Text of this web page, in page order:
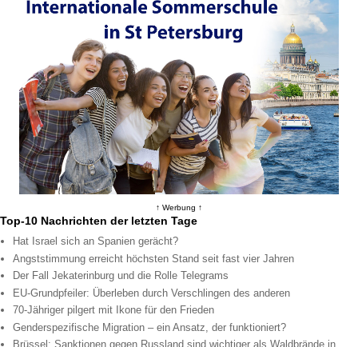
↑ Werbung ↑
Top-10 Nachrichten der letzten Tage
Hat Israel sich an Spanien gerächt?
Angststimmung erreicht höchsten Stand seit fast vier Jahren
Der Fall Jekaterinburg und die Rolle Telegrams
EU-Grundpfeiler: Überleben durch Verschlingen des anderen
70-Jähriger pilgert mit Ikone für den Frieden
Genderspezifische Migration – ein Ansatz, der funktioniert?
Brüssel: Sanktionen gegen Russland sind wichtiger als Waldbrände in